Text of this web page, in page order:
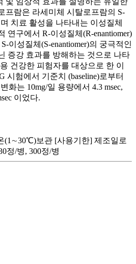
(1∼30℃)보관 [사용기한] 제조일로
정/병, 300정/병